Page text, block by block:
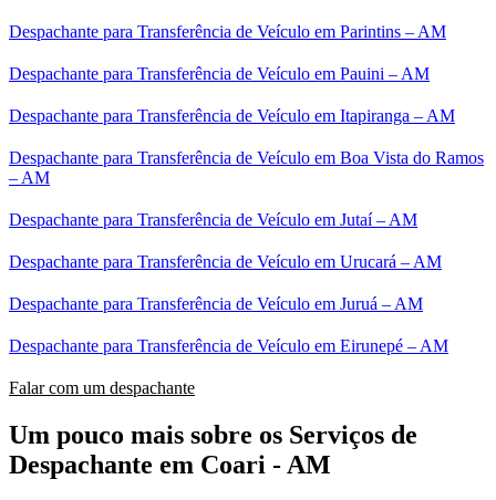
Despachante para Transferência de Veículo em Parintins – AM
Despachante para Transferência de Veículo em Pauini – AM
Despachante para Transferência de Veículo em Itapiranga – AM
Despachante para Transferência de Veículo em Boa Vista do Ramos
– AM
Despachante para Transferência de Veículo em Jutaí – AM
Despachante para Transferência de Veículo em Urucará – AM
Despachante para Transferência de Veículo em Juruá – AM
Despachante para Transferência de Veículo em Eirunepé – AM
Falar com um despachante
Um pouco mais sobre os Serviços de
Despachante em Coari - AM